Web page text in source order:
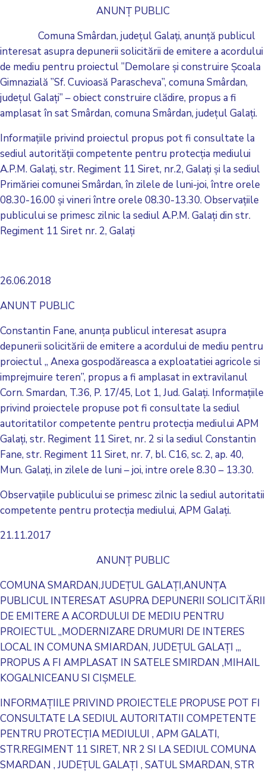
ANUNȚ PUBLIC
Comuna Smârdan, județul Galați, anunță publicul
interesat asupra depunerii solicitării de emitere a acordului
de mediu pentru proiectul ”Demolare și construire Școala
Gimnazială ”Sf. Cuvioasă Parascheva”, comuna Smârdan,
județul Galați” – obiect construire clădire, propus a fi
amplasat în sat Smârdan, comuna Smârdan, județul Galați.
Informațiile privind proiectul propus pot fi consultate la
sediul autorității competente pentru protecția mediului
A.P.M. Galați, str. Regiment 11 Siret, nr.2, Galați și la sediul
Primăriei comunei Smârdan, în zilele de luni-joi, între orele
08.30-16.00 și vineri între orele 08.30-13.30. Observațiile
publicului se primesc zilnic la sediul A.P.M. Galați din str.
Regiment 11 Siret nr. 2, Galați
26.06.2018
ANUNT PUBLIC
Constantin Fane, anunţa publicul interesat asupra
depunerii solicitării de emitere a acordului de mediu pentru
proiectul ,, Anexa gospodăreasca a exploatatiei agricole si
imprejmuire teren”, propus a fi amplasat in extravilanul
Corn. Smardan, T.36, P. 17/45, Lot 1, Jud. Galaţi. Informaţiile
privind proiectele propuse pot fi consultate la sediul
autoritatilor competente pentru protecţia mediului APM
Galaţi, str. Regiment 11 Siret, nr. 2 si la sediul Constantin
Fane, str. Regiment 11 Siret, nr. 7, bl. C16, sc. 2, ap. 40,
Mun. Galaţi, in zilele de luni – joi, intre orele 8.30 – 13.30.
Observaţiile publicului se primesc zilnic la sediul autoritatii
competente pentru protecţia mediului, APM Galaţi.
21.11.2017
ANUNŢ PUBLIC
COMUNA SMARDAN,JUDEŢUL GALAŢI,ANUNŢA
PUBLICUL INTERESAT ASUPRA DEPUNERII SOLICITĂRII
DE EMITERE A ACORDULUI DE MEDIU PENTRU
PROIECTUL „MODERNIZARE DRUMURI DE INTERES
LOCAL IN COMUNA SMIARDAN, JUDEŢUL GALAŢI „,
PROPUS A FI AMPLASAT IN SATELE SMIRDAN ,MIHAIL
KOGALNICEANU SI CIŞMELE.
INFORMAŢIILE PRIVIND PROIECTELE PROPUSE POT FI
CONSULTATE LA SEDIUL AUTORITATII COMPETENTE
PENTRU PROTECŢIA MEDIULUI , APM GALATI,
STR.REGIMENT 11 SIRET, NR 2 SI LA SEDIUL COMUNA
SMARDAN , JUDEŢUL GALAŢI , SATUL SMARDAN, STR